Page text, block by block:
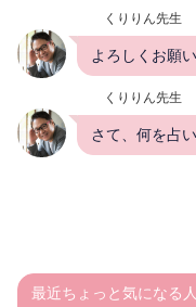
くりりん先生
よろしくお願
くりりん先生
さて、何を占
最近ちょっと気になる